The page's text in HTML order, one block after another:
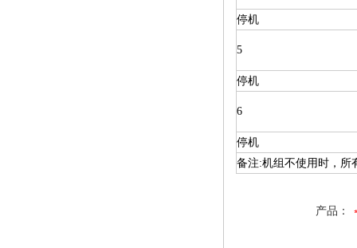
停机
5
停机
6
停机
备注:机组不使用时，所
产品：